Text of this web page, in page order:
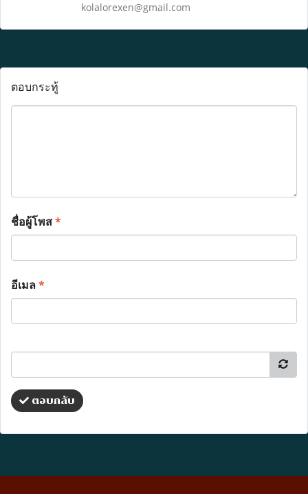
kolalorexen@gmail.com
ตอบกระทู้
ชื่อผู้โพส*
อีเมล*
ตอบกลับ